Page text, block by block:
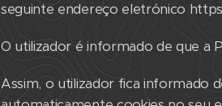
seguinte endereço eletrónico
O utilizador é informado de que a
Assim, o utilizador fica informado